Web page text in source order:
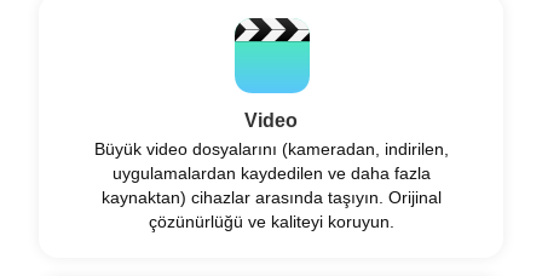
Video
Büyük video dosyalarını (kameradan, indirilen,
uygulamalardan kaydedilen ve daha fazla
kaynaktan) cihazlar arasında taşıyın. Orijinal
çözünürlüğü ve kaliteyi koruyun.